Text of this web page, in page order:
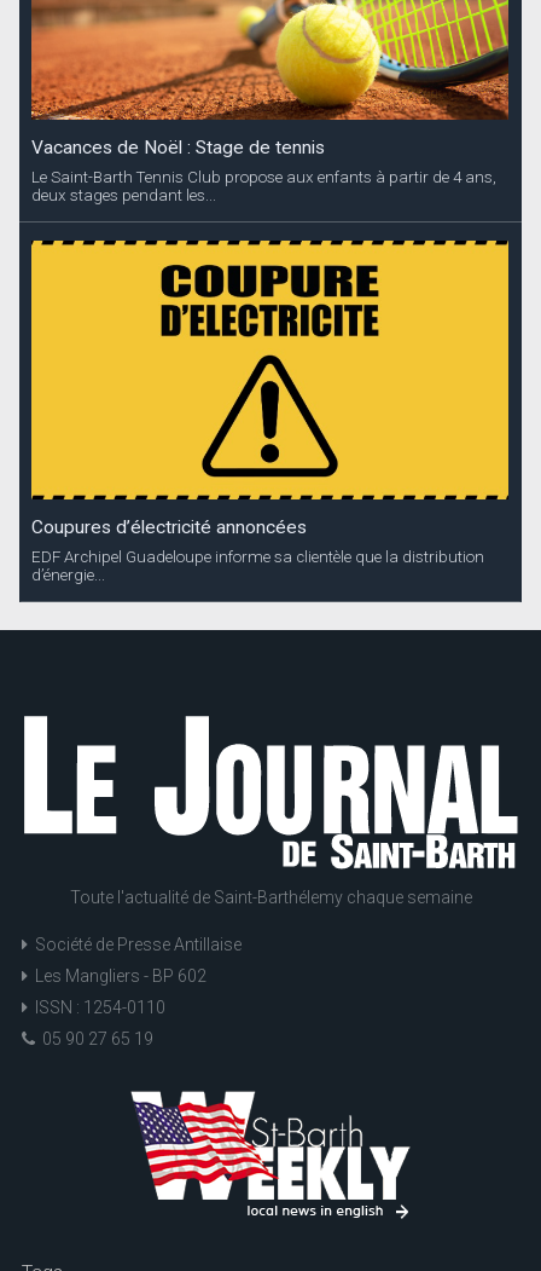
Vacances de Noël : Stage de tennis
Le Saint-Barth Tennis Club propose aux enfants à partir de 4 ans,
deux stages pendant les...
Coupures d’électricité annoncées
EDF Archipel Guadeloupe informe sa clientèle que la distribution
d’énergie...
Toute l'actualité de Saint-Barthélemy chaque semaine
Société de Presse Antillaise
Les Mangliers - BP 602
ISSN : 1254-0110
05 90 27 65 19